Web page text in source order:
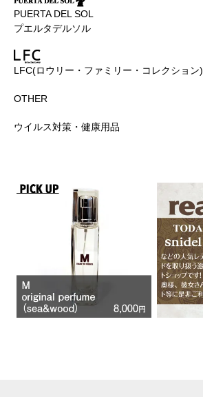
PUERTA DEL SOL
プエルタデルソル
LFC(ロウリー・ファミリー・コレクション)
OTHER
ウイルス対策・健康用品